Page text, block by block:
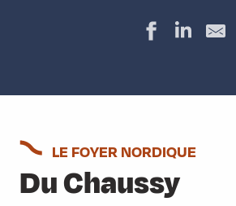
LE FOYER NORDIQUE
Du Chaussy